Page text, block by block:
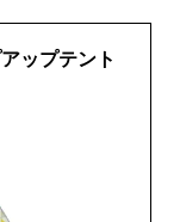
ップテント